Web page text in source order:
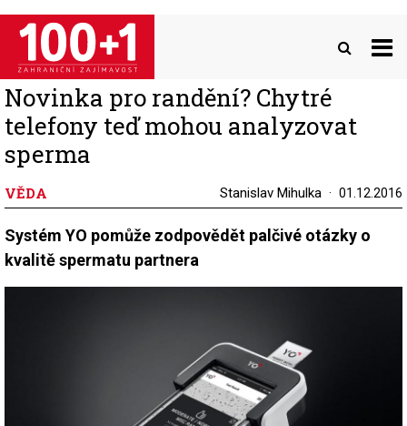
Přejít
hlavnímu
obsahu
Novinka pro randění? Chytré
telefony teď mohou analyzovat
sperma
VĚDA Stanislav Mihulka 01.12.2016
Systém YO pomůže zodpovědět palčivé otázky o
kvalitě spermatu partnera